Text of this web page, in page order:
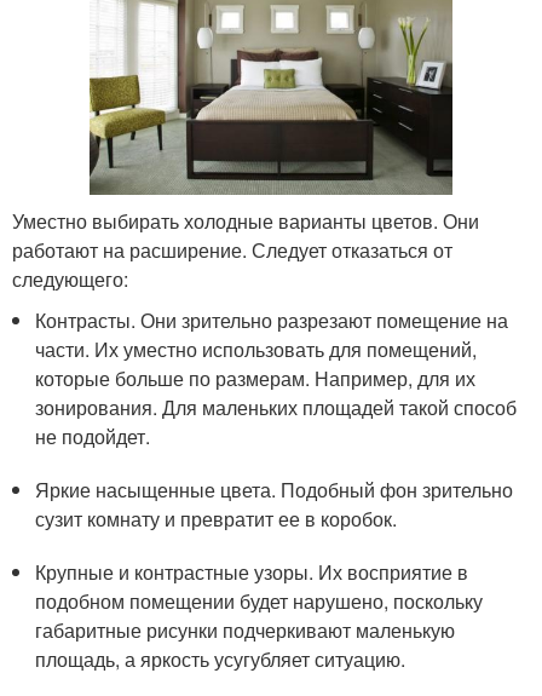
Уместно выбирать холодные варианты цветов. Они
работают на расширение. Следует отказаться от
следующего:
Контрасты. Они зрительно разрезают помещение на
части. Их уместно использовать для помещений,
которые больше по размерам. Например, для их
зонирования. Для маленьких площадей такой способ
не подойдет.
Яркие насыщенные цвета. Подобный фон зрительно
сузит комнату и превратит ее в коробок.
Крупные и контрастные узоры. Их восприятие в
подобном помещении будет нарушено, поскольку
габаритные рисунки подчеркивают маленькую
площадь, а яркость усугубляет ситуацию.